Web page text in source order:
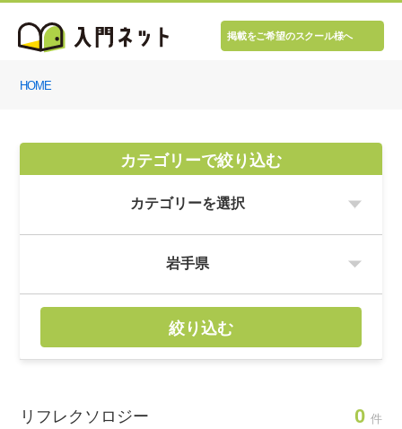
掲載をご希望のスクール様へ
HOME
カテゴリーで絞り込む
絞り込む
リフレクソロジー 0 件